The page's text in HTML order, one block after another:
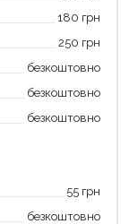
180 грн
250 грн
безкоштовно
безкоштовно
безкоштовно
55 грн
безкоштовно